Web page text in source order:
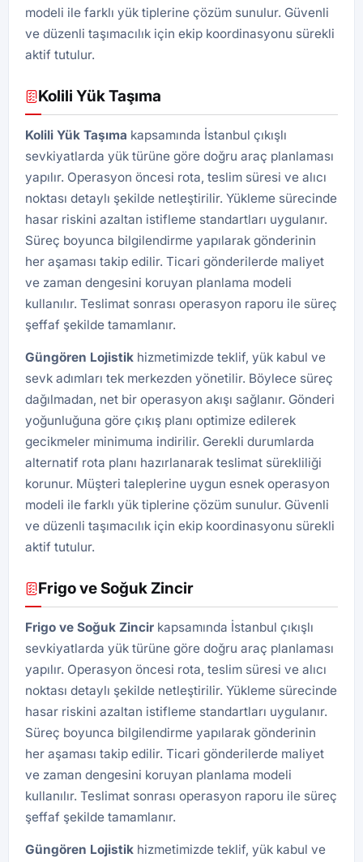
modeli ile farklı yük tiplerine çözüm sunulur. Güvenli
ve düzenli taşımacılık için ekip koordinasyonu sürekli
aktif tutulur.
Kolili Yük Taşıma
Kolili Yük Taşıma kapsamında İstanbul çıkışlı
sevkiyatlarda yük türüne göre doğru araç planlaması
yapılır. Operasyon öncesi rota, teslim süresi ve alıcı
noktası detaylı şekilde netleştirilir. Yükleme sürecinde
hasar riskini azaltan istifleme standartları uygulanır.
Süreç boyunca bilgilendirme yapılarak gönderinin
her aşaması takip edilir. Ticari gönderilerde maliyet
ve zaman dengesini koruyan planlama modeli
kullanılır. Teslimat sonrası operasyon raporu ile süreç
şeffaf şekilde tamamlanır.
Güngören Lojistik hizmetimizde teklif, yük kabul ve
sevk adımları tek merkezden yönetilir. Böylece süreç
dağılmadan, net bir operasyon akışı sağlanır. Gönderi
yoğunluğuna göre çıkış planı optimize edilerek
gecikmeler minimuma indirilir. Gerekli durumlarda
alternatif rota planı hazırlanarak teslimat sürekliliği
korunur. Müşteri taleplerine uygun esnek operasyon
modeli ile farklı yük tiplerine çözüm sunulur. Güvenli
ve düzenli taşımacılık için ekip koordinasyonu sürekli
aktif tutulur.
Frigo ve Soğuk Zincir
Frigo ve Soğuk Zincir kapsamında İstanbul çıkışlı
sevkiyatlarda yük türüne göre doğru araç planlaması
yapılır. Operasyon öncesi rota, teslim süresi ve alıcı
noktası detaylı şekilde netleştirilir. Yükleme sürecinde
hasar riskini azaltan istifleme standartları uygulanır.
Süreç boyunca bilgilendirme yapılarak gönderinin
her aşaması takip edilir. Ticari gönderilerde maliyet
ve zaman dengesini koruyan planlama modeli
kullanılır. Teslimat sonrası operasyon raporu ile süreç
şeffaf şekilde tamamlanır.
Güngören Lojistik hizmetimizde teklif, yük kabul ve